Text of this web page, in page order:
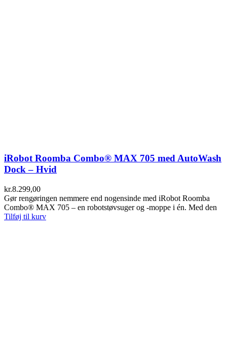
iRobot Roomba Combo® MAX 705 med AutoWash
Dock – Hvid
kr.8.299,00
Gør rengøringen nemmere end nogensinde med iRobot Roomba
Combo® MAX 705 – en robotstøvsuger og -moppe i én. Med den
Tilføj til kurv